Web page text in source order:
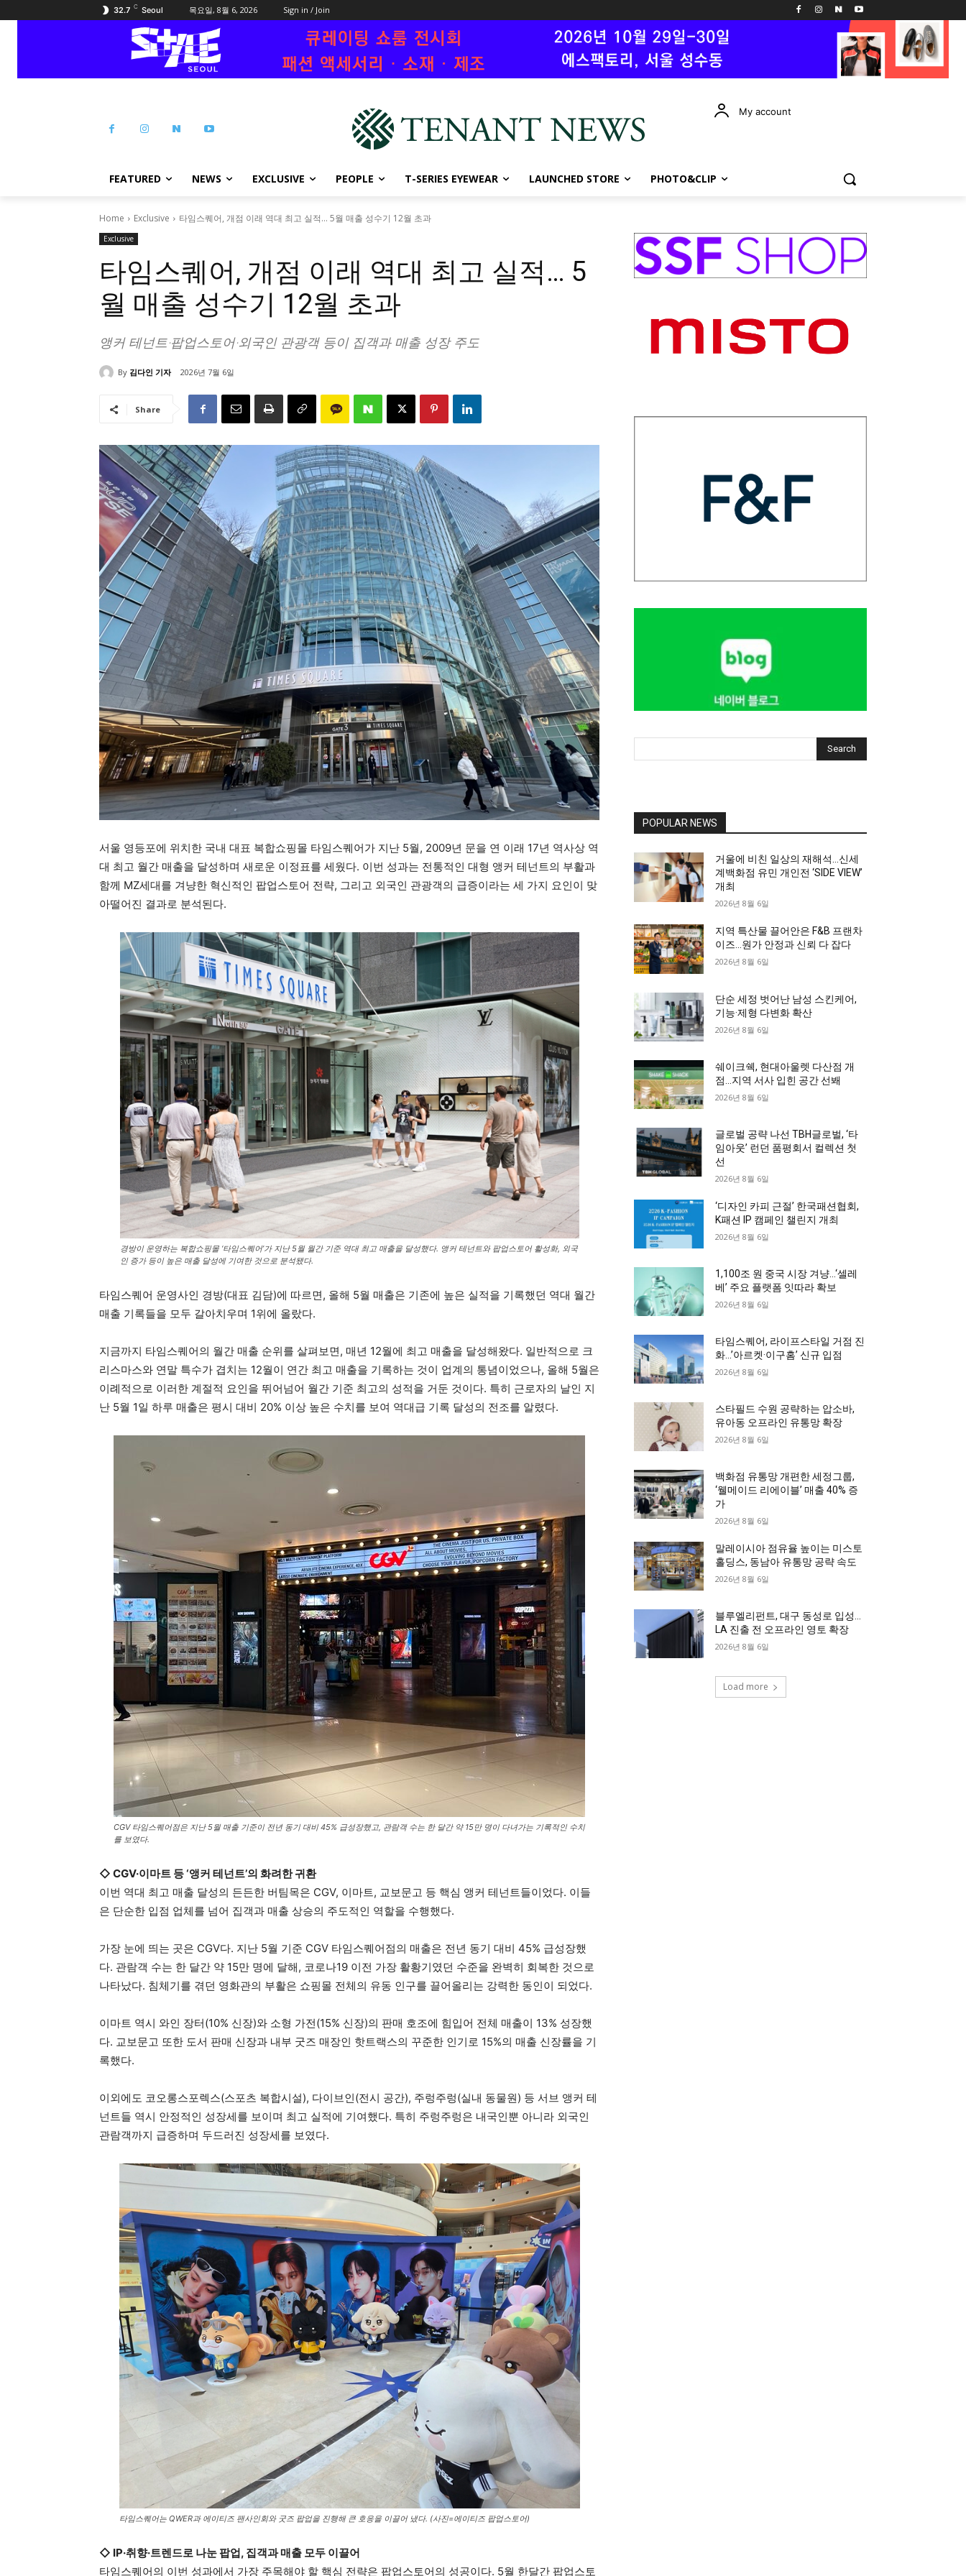
32.7 C Seoul 목요일, 8월 6, 2026 Sign in / Join
My account
FEATURED NEWS EXCLUSIVE PEOPLE T-SERIES EYEWEAR LAUNCHED STORE PHOTO&CLIP
Home Exclusive 타임스퀘어, 개점 이래 역대 최고 실적… 5월 매출 성수기 12월 초과
Exclusive
타임스퀘어, 개점 이래 역대 최고 실적… 5
월 매출 성수기 12월 초과
앵커 테넌트·팝업스토어·외국인 관광객 등이 집객과 매출 성장 주도
By 김다인 기자 2026년 7월 6일
Share
서울 영등포에 위치한 국내 대표 복합쇼핑몰 타임스퀘어가 지난 5월, 2009년 문을 연 이래 17년 역사상 역
대 최고 월간 매출을 달성하며 새로운 이정표를 세웠다. 이번 성과는 전통적인 대형 앵커 테넌트의 부활과
함께 MZ세대를 겨냥한 혁신적인 팝업스토어 전략, 그리고 외국인 관광객의 급증이라는 세 가지 요인이 맞
아떨어진 결과로 분석된다.
경방이 운영하는 복합쇼핑몰 ‘타임스퀘어’가 지난 5월 월간 기준 역대 최고 매출을 달성했다. 앵커 테넌트와 팝업스토어 활성화, 외국
인 증가 등이 높은 매출 달성에 기여한 것으로 분석됐다.
타임스퀘어 운영사인 경방(대표 김담)에 따르면, 올해 5월 매출은 기존에 높은 실적을 기록했던 역대 월간
매출 기록들을 모두 갈아치우며 1위에 올랐다.
지금까지 타임스퀘어의 월간 매출 순위를 살펴보면, 매년 12월에 최고 매출을 달성해왔다. 일반적으로 크
리스마스와 연말 특수가 겹치는 12월이 연간 최고 매출을 기록하는 것이 업계의 통념이었으나, 올해 5월은
이례적으로 이러한 계절적 요인을 뛰어넘어 월간 기준 최고의 성적을 거둔 것이다. 특히 근로자의 날인 지
난 5월 1일 하루 매출은 평시 대비 20% 이상 높은 수치를 보여 역대급 기록 달성의 전조를 알렸다.
CGV 타임스퀘어점은 지난 5월 매출 기준이 전년 동기 대비 45% 급성장했고, 관람객 수는 한 달간 약 15만 명이 다녀가는 기록적인 수치
를 보였다.
◇ CGV·이마트 등 ‘앵커 테넌트’의 화려한 귀환
이번 역대 최고 매출 달성의 든든한 버팀목은 CGV, 이마트, 교보문고 등 핵심 앵커 테넌트들이었다. 이들
은 단순한 입점 업체를 넘어 집객과 매출 상승의 주도적인 역할을 수행했다.
가장 눈에 띄는 곳은 CGV다. 지난 5월 기준 CGV 타임스퀘어점의 매출은 전년 동기 대비 45% 급성장했
다. 관람객 수는 한 달간 약 15만 명에 달해, 코로나19 이전 가장 활황기였던 수준을 완벽히 회복한 것으로
나타났다. 침체기를 겪던 영화관의 부활은 쇼핑몰 전체의 유동 인구를 끌어올리는 강력한 동인이 되었다.
이마트 역시 와인 장터(10% 신장)와 소형 가전(15% 신장)의 판매 호조에 힘입어 전체 매출이 13% 성장했
다. 교보문고 또한 도서 판매 신장과 내부 굿즈 매장인 핫트랙스의 꾸준한 인기로 15%의 매출 신장률을 기
록했다.
이외에도 코오롱스포렉스(스포츠 복합시설), 다이브인(전시 공간), 주렁주렁(실내 동물원) 등 서브 앵커 테
넌트들 역시 안정적인 성장세를 보이며 최고 실적에 기여했다. 특히 주렁주렁은 내국인뿐 아니라 외국인
관람객까지 급증하며 두드러진 성장세를 보였다.
타임스퀘어는 QWER과 에이티즈 팬사인회와 굿즈 팝업을 진행해 큰 호응을 이끌어 냈다. (사진=에이티즈 팝업스토어)
◇ IP·취향·트렌드로 나눈 팝업, 집객과 매출 모두 이끌어
타임스퀘어의 이번 성과에서 가장 주목해야 할 핵심 전략은 팝업스토어의 성공이다. 5월 한달간 팝업스토
Search
POPULAR NEWS
거울에 비친 일상의 재해석…신세
계백화점 유민 개인전 ‘SIDE VIEW’
개최
2026년 8월 6일
지역 특산물 끌어안은 F&B 프랜차
이즈…원가 안정과 신뢰 다 잡다
2026년 8월 6일
단순 세정 벗어난 남성 스킨케어,
기능·제형 다변화 확산
2026년 8월 6일
쉐이크쉑, 현대아울렛 다산점 개
점…지역 서사 입힌 공간 선봬
2026년 8월 6일
글로벌 공략 나선 TBH글로벌, ‘타
임아웃’ 런던 품평회서 컬렉션 첫
선
2026년 8월 6일
‘디자인 카피 근절’ 한국패션협회,
K패션 IP 캠페인 챌린지 개최
2026년 8월 6일
1,100조 원 중국 시장 겨냥…‘셀레
베’ 주요 플랫폼 잇따라 확보
2026년 8월 6일
타임스퀘어, 라이프스타일 거점 진
화…’아르켓·이구홈’ 신규 입점
2026년 8월 6일
스타필드 수원 공략하는 압소바,
유아동 오프라인 유통망 확장
2026년 8월 6일
백화점 유통망 개편한 세정그룹,
‘웰메이드 리에이블’ 매출 40% 증
가
2026년 8월 6일
말레이시아 점유율 높이는 미스토
홀딩스, 동남아 유통망 공략 속도
2026년 8월 6일
블루엘리펀트, 대구 동성로 입성…
LA 진출 전 오프라인 영토 확장
2026년 8월 6일
Load more